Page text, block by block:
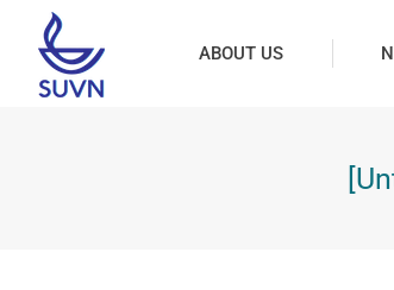
ABOUT US